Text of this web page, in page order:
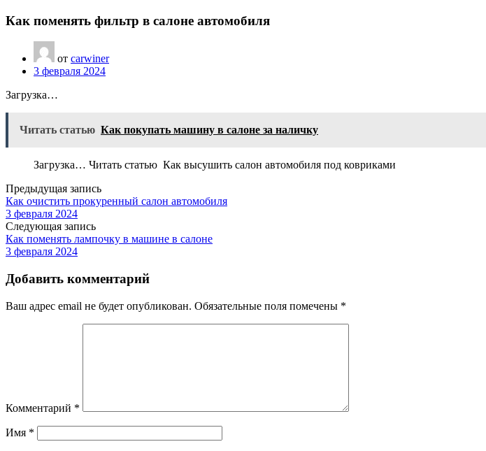
Как поменять фильтр в салоне автомобиля
от carwiner
3 февраля 2024
Загрузка…
Читать статью Как покупать машину в салоне за наличку
Загрузка… Читать статью Как высушить салон автомобиля под ковриками
Предыдущая запись
Как очистить прокуренный салон автомобиля
3 февраля 2024
Следующая запись
Как поменять лампочку в машине в салоне
3 февраля 2024
Добавить комментарий
Ваш адрес email не будет опубликован. Обязательные поля помечены *
Комментарий *
Имя *